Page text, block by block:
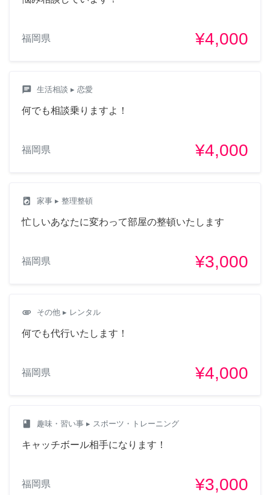
福岡県 ¥4,000
chat 生活相談 ▸ 恋愛
何でも相談乗りますよ！
福岡県 ¥4,000
local_laundry_service 家事 ▸ 整理整頓
忙しいあなたに変わって部屋の整頓いたします
福岡県 ¥3,000
attachment その他 ▸ レンタル
何でも代行いたします！
福岡県 ¥4,000
class 趣味・習い事 ▸ スポーツ・トレーニング
キャッチボール相手になります！
福岡県 ¥3,000